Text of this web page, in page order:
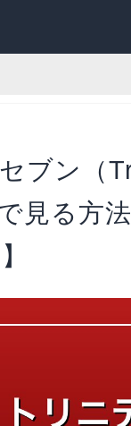
セブン（
見る方